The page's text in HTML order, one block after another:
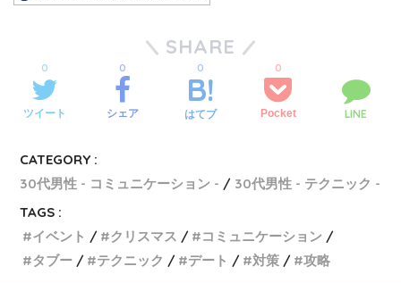
SHARE
ツイート
0
シェア
0
はてブ
0
Pocket
0
LINE
CATEGORY :
30代男性 - コミュニケーション -
30代男性 - テクニック -
TAGS :
イベント
クリスマス
コミュニケーション
タブー
テクニック デート 対策 攻略